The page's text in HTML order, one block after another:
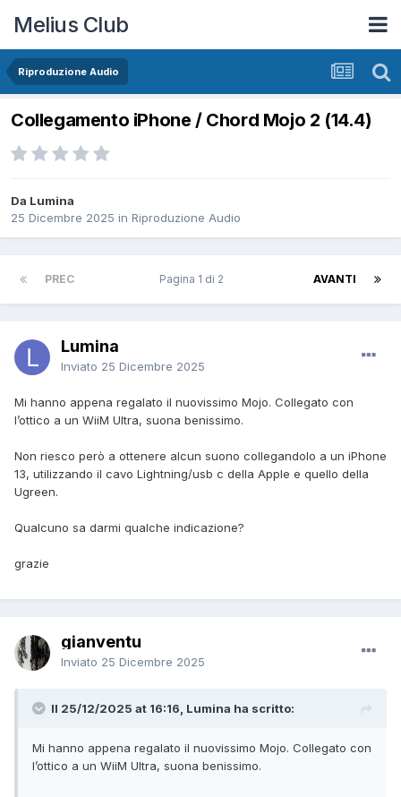
Melius Club
Riproduzione Audio
Collegamento iPhone / Chord Mojo 2 (14.4)
Da Lumina
25 Dicembre 2025 in Riproduzione Audio
PREC AVANTI
Pagina 1 di 2
Lumina
Inviato 25 Dicembre 2025
Mi hanno appena regalato il nuovissimo Mojo. Collegato con
l’ottico a un WiiM Ultra, suona benissimo.
Non riesco però a ottenere alcun suono collegandolo a un iPhone
13, utilizzando il cavo Lightning/usb c della Apple e quello della
Ugreen.
Qualcuno sa darmi qualche indicazione?
grazie
gianventu
Inviato 25 Dicembre 2025
Il 25/12/2025 at 16:16, Lumina ha scritto:
Mi hanno appena regalato il nuovissimo Mojo. Collegato con
l’ottico a un WiiM Ultra, suona benissimo.